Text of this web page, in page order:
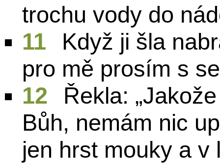
trochu vody do
11
Když ji šla
pro mě prosím s
12
Řekla:
Bůh, nemám nic
jen hrst mouky a v